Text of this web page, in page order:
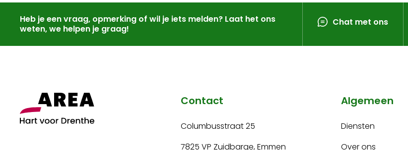
Heb je een vraag, opmerking of wil je iets melden? Laat het ons
weten, we helpen je graag!
Chat met ons
Contact
Columbusstraat 25
7825 VP Zuidbarge, Emmen
Algemeen
Diensten
Over ons